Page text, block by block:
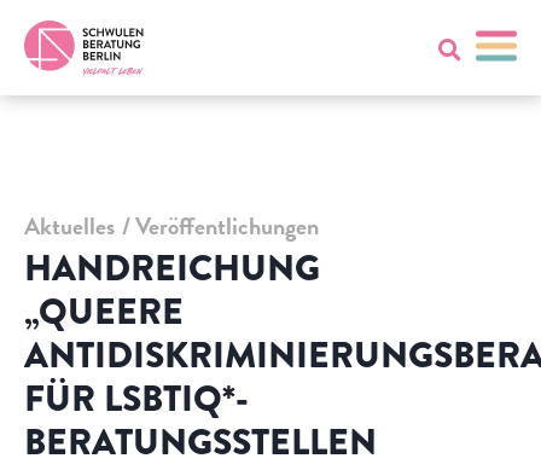
Aktuelles Veröffentlichungen
HANDREICHUNG
„QUEERE
FÜR LSBTIQ*-
BERATUNGSSTELLEN